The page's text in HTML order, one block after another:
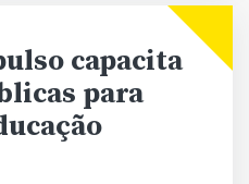
capacita
para